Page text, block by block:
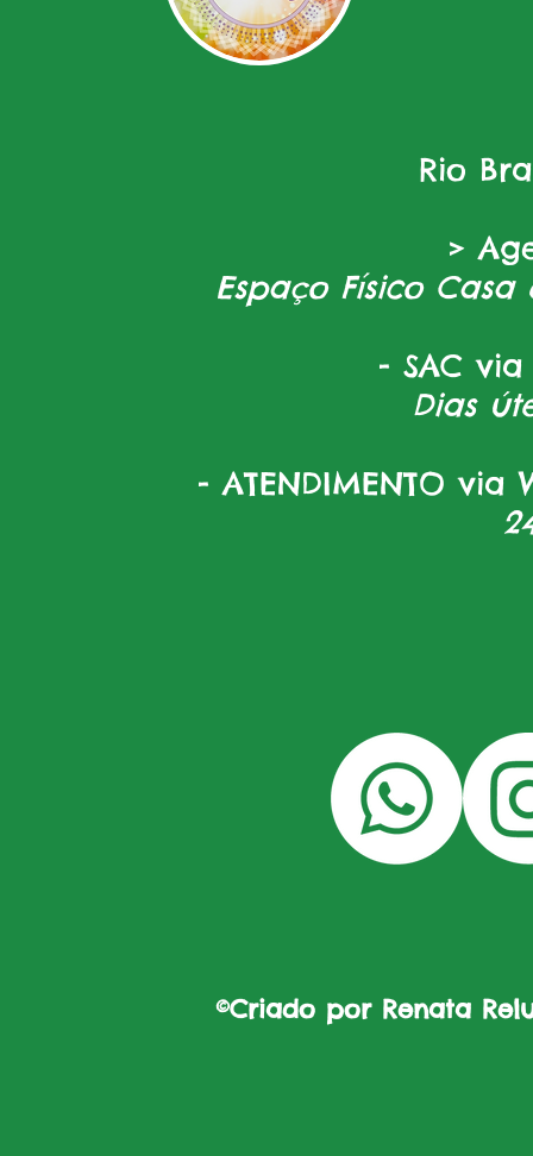
Rio
>
Espaço Físico Casa
- SAC via
Dias
- ATENDIMENTO via
©Criado por Renata